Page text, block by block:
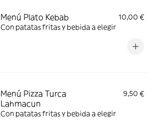
Menú Plato Kebab
10,00 €
Con patatas fritas y bebida a elegir
Menú Pizza Turca
Lahmacun
9,50 €
Con patatas fritas y bebida a elegir